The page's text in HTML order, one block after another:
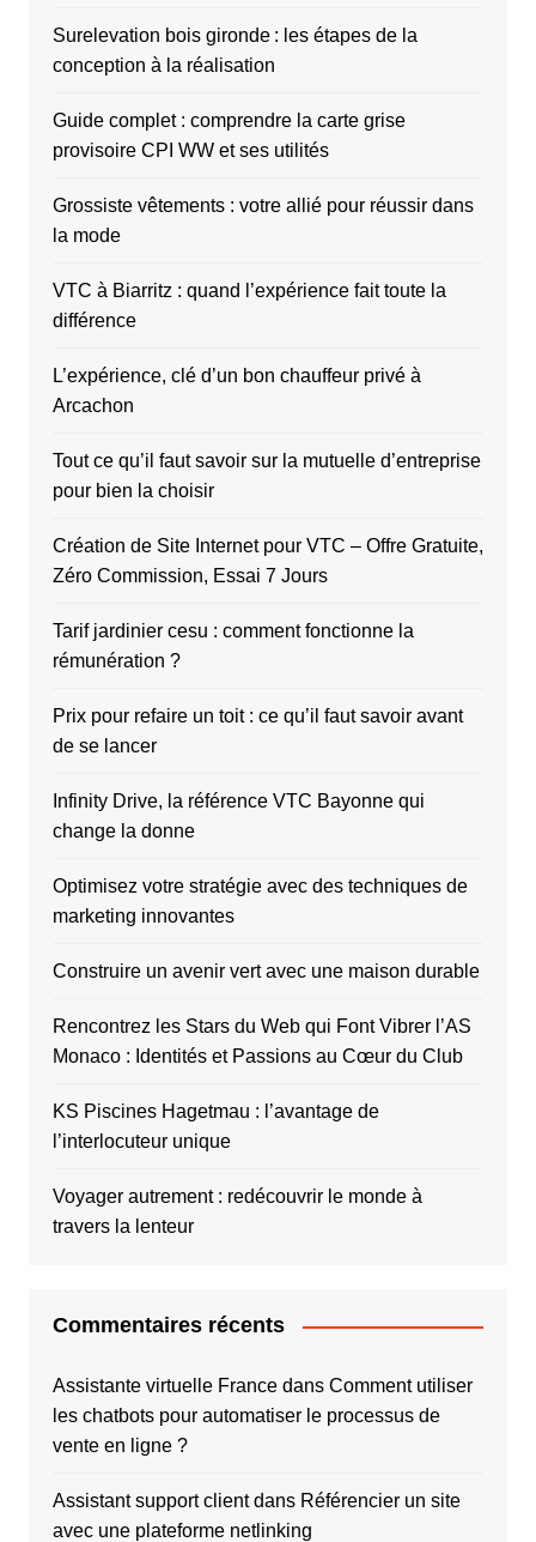
Surelevation bois gironde : les étapes de la
conception à la réalisation
Guide complet : comprendre la carte grise
provisoire CPI WW et ses utilités
Grossiste vêtements : votre allié pour réussir dans
la mode
VTC à Biarritz : quand l’expérience fait toute la
différence
L’expérience, clé d’un bon chauffeur privé à
Arcachon
Tout ce qu’il faut savoir sur la mutuelle d’entreprise
pour bien la choisir
Création de Site Internet pour VTC – Offre Gratuite,
Zéro Commission, Essai 7 Jours
Tarif jardinier cesu : comment fonctionne la
rémunération ?
Prix pour refaire un toit : ce qu’il faut savoir avant
de se lancer
Infinity Drive, la référence VTC Bayonne qui
change la donne
Optimisez votre stratégie avec des techniques de
marketing innovantes
Construire un avenir vert avec une maison durable
Rencontrez les Stars du Web qui Font Vibrer l’AS
Monaco : Identités et Passions au Cœur du Club
KS Piscines Hagetmau : l’avantage de
l’interlocuteur unique
Voyager autrement : redécouvrir le monde à
travers la lenteur
Commentaires récents
Assistante virtuelle Francedans Comment utiliser
les chatbots pour automatiser le processus de
vente en ligne ?
Assistant support clientdans Référencier un site
avec une plateforme netlinking